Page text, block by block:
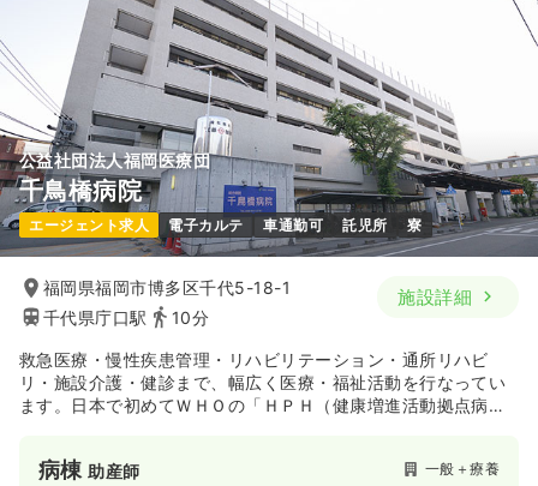
時間 8:30～17:30（休憩60分）
月給34万円以上可
気になる 詳細を見る
日勤のみ（常勤） 一時募集休止
給与 23.0〜30.0万円/月
※一例
時間 8:30～17:30
月給30万円以上可
気になる 詳細を見る
公益社団法人福岡医療団
千鳥橋病院
エージェント求人 電子カルテ 車通勤可 託児所 寮
福岡県福岡市博多区千代5-18-1
千代県庁口駅
10分
施設詳細
救急医療・慢性疾患管理・リハビリテーション・通所リハビ
リ・施設介護・健診まで、幅広く医療・福祉活動を行なってい
ます。日本で初めてＷＨＯの「ＨＰＨ（健康増進活動拠点病
病棟 助産師 一般＋療養